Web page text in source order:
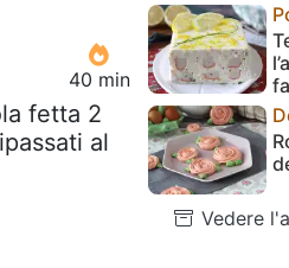
40 min
fetta 2
al
Vedere